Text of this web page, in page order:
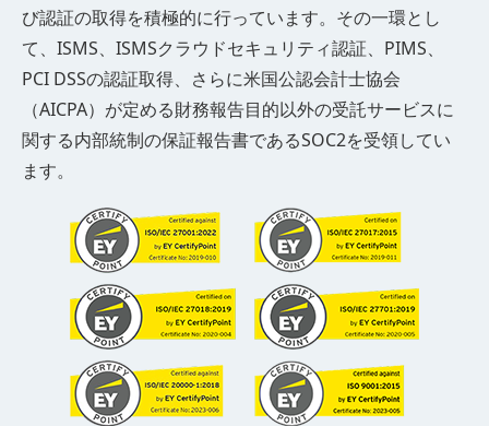
び認証の取得を積極的に行っています。その一環とし
て、ISMS、ISMSクラウドセキュリティ認証、PIMS、
PCI DSSの認証取得、さらに米国公認会計士協会
（AICPA）が定める財務報告目的以外の受託サービスに
関する内部統制の保証報告書であるSOC2を受領してい
ます。